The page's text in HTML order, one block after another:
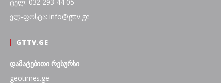
ტელ: 032 293 44 05
ელ-ფოსტა: info@gttv.ge
GTTV.GE
დამატებითი რესურსი
geotimes.ge